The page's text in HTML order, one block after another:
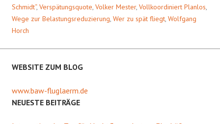
Schmidt“, Verspätungsquote Volker Mester, Vollkoordiniert Planlos
Wege zur Belastungsreduzierung Wer zu spät fliegt Wolfgang
Horch
WEBSITE ZUM BLOG
www.baw-fluglaerm.de
NEUESTE BEITRÄGE